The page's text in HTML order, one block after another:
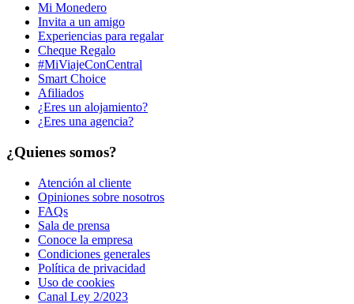
Mi Monedero
Invita a un amigo
Experiencias para regalar
Cheque Regalo
#MiViajeConCentral
Smart Choice
Afiliados
¿Eres un alojamiento?
¿Eres una agencia?
¿Quienes somos?
Atención al cliente
Opiniones sobre nosotros
FAQs
Sala de prensa
Conoce la empresa
Condiciones generales
Política de privacidad
Uso de cookies
Canal Ley 2/2023